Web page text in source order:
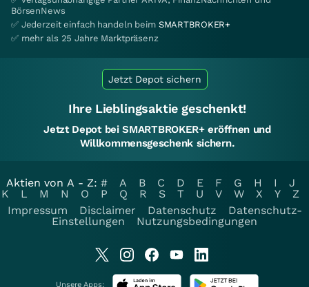
BörsenNews
✅ Jederzeit einfach handeln beim SMARTBROKER+
✅ mehr als 25 Jahre Marktpräsenz
Jetzt Depot sichern
Ihre Lieblingsaktie geschenkt!
Jetzt Depot bei SMARTBROKER+ eröffnen und
Willkommensgeschenk sichern.
Aktien von A - Z: # A B C D E F G H I
J
K
L M N O P Q R S T U V W X Y
Z
Impressum
Disclaimer Datenschutz
Datenschutz-
Einstellungen
Nutzungsbedingungen
Unsere Apps: